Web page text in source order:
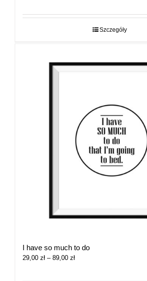
29,00 zł
Szczegóły
I have so much to do
29,00 zł – 89,00 złZakres